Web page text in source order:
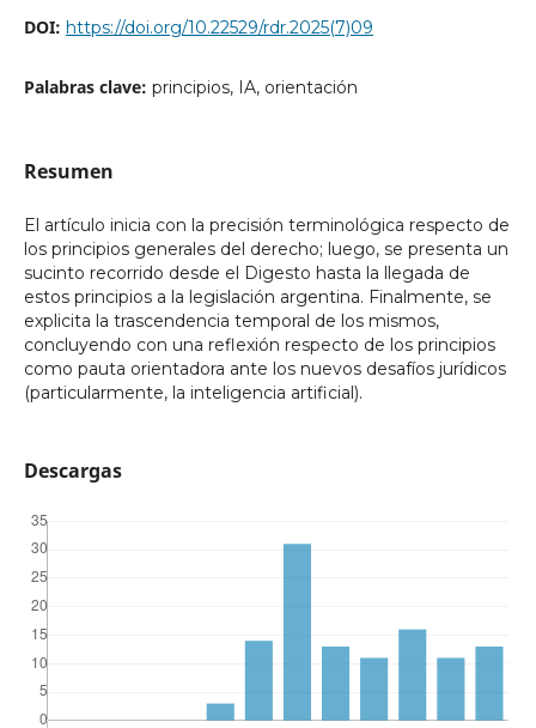
DOI: https://doi.org/10.22529/rdr.2025(7)09
Palabras clave: principios, IA, orientación
Resumen
El artículo inicia con la precisión terminológica respecto de
los principios generales del derecho; luego, se presenta un
sucinto recorrido desde el Digesto hasta la llegada de
estos principios a la legislación argentina. Finalmente, se
explicita la trascendencia temporal de los mismos,
concluyendo con una reflexión respecto de los principios
como pauta orientadora ante los nuevos desafíos jurídicos
(particularmente, la inteligencia artificial).
Descargas